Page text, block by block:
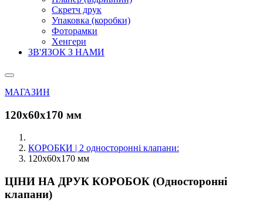
Скретч друк
Упаковка (коробки)
Фоторамки
Хенгери
ЗВ'ЯЗОК З НАМИ
МАГАЗИН
120х60х170 мм
КОРОБКИ | 2 односторонні клапани:
120х60х170 мм
ЦІНИ НА ДРУК КОРОБОК (Односторонні
клапани)